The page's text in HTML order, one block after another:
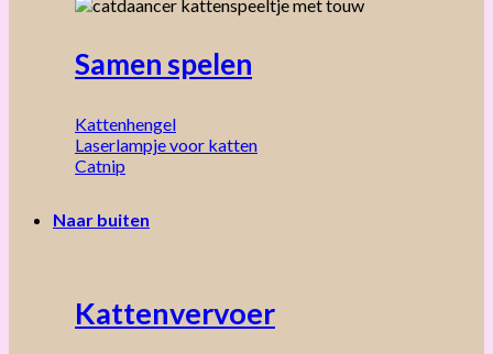
Samen spelen
Kattenhengel
Laserlampje voor katten
Catnip
Naar buiten
Kattenvervoer